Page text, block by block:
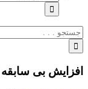
برای:
جستجو
برای:
افزایش بی سابقه